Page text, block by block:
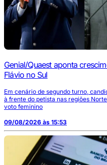
Genial/Quaest aponta
Flávio no Sul
Em cenário de segundo turno,
à frente do petista nas regiões
voto feminino
09/08/2026 às 15:53